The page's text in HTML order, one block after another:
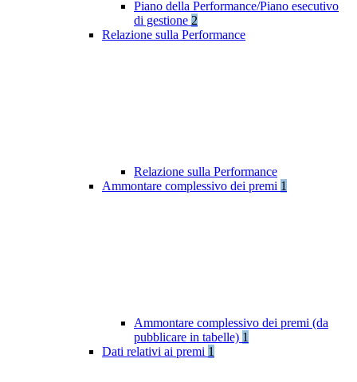
Piano della Performance/Piano esecutivo
di gestione 2
Relazione sulla Performance
Relazione sulla Performance
Ammontare complessivo dei premi 1
Ammontare complessivo dei premi (da
pubblicare in tabelle) 1
Dati relativi ai premi 1